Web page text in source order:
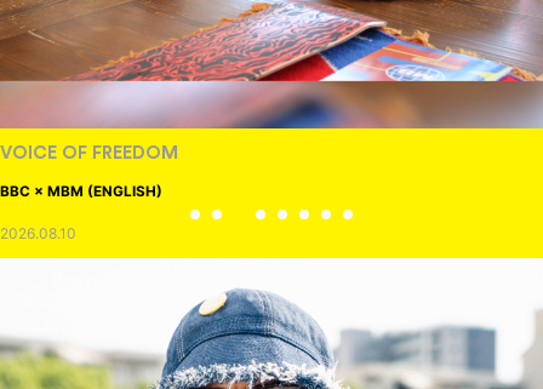
VOICE OF FREEDOM
BBC × MBM (ENGLISH)
2026.08.10